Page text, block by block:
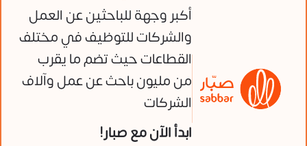
أكبر وجهة للباحثين عن العمل
والشركات للتوظيف في مختلف
القطاعات حيث تضم ما يقرب
من مليون باحث عن عمل وآلاف
الشركات
ابدأ الآن مع صبار!